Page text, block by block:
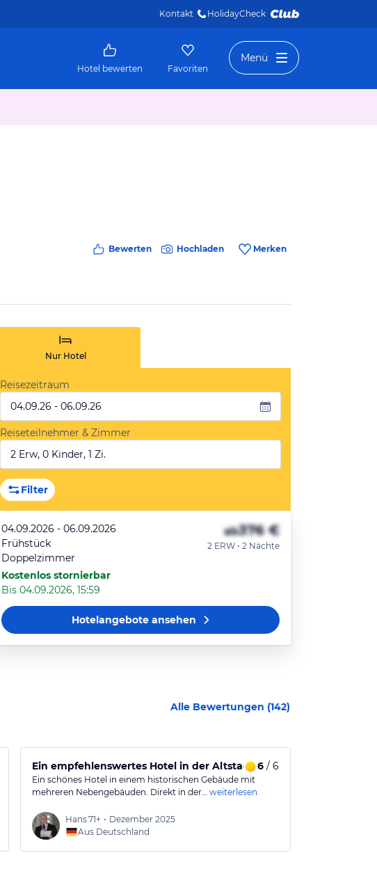
Kontakt HolidayCheck
Hotel bewerten Favoriten
Menü
Bewerten Hochladen Merken
Nur Hotel
Reisezeitraum
04.09.26 - 06.09.26
Reiseteilnehmer & Zimmer
2 Erw, 0 Kinder, 1 Zi.
Filter
04.09.2026 - 06.09.2026
Frühstück
Doppelzimmer
Kostenlos stornierbar
Bis 04.09.2026, 15:59
ab376 €
2 ERW • 2 Nächte
Hotelangeboteansehen
Alle Bewertungen (142)
Ein empfehlenswertes Hotel in der Altstadt von Beilngries in
6/ 6
Ein schönes Hotel in einem historischen Gebäude mit
mehreren Nebengebäuden. Direkt in der… weiterlesen
Hans71+ • Dezember 2025
Aus Deutschland